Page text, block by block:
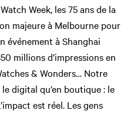
Week, les 75 ans de la
majeure à Melbourne pour
événement à Shanghai
millions d’impressions en
& Wonders… Notre
digital qu’en boutique : le
est réel. Les gens